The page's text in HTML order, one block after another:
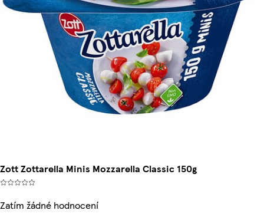
Zott Zottarella Minis Mozzarella Classic 150g
Zatím žádné hodnocení